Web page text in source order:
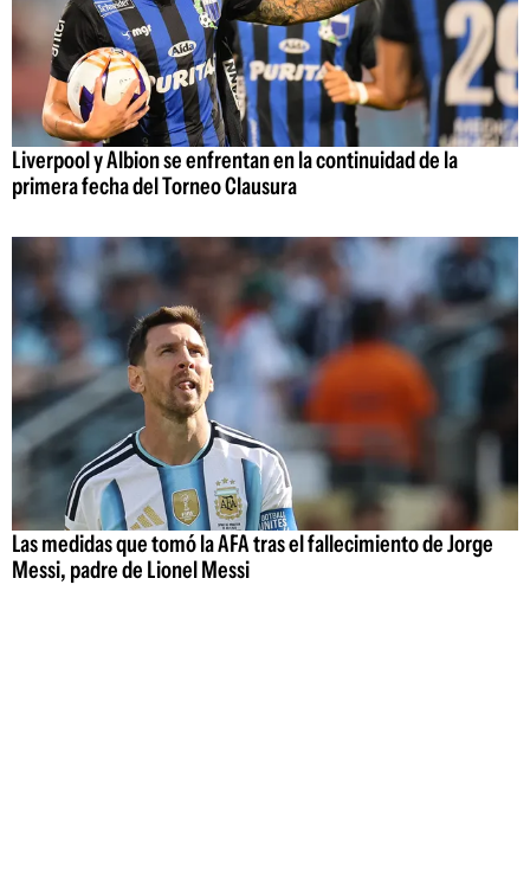
Liverpool y Albion se enfrentan en la continuidad de la
primera fecha del Torneo Clausura
Las medidas que tomó la AFA tras el fallecimiento de Jorge
Messi, padre de Lionel Messi